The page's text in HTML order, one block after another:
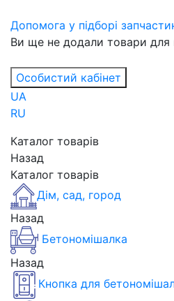
Допомога у підборі
Ви ще не додали товари для
Особистий кабінет
UA
RU
Каталог товарів
Назад
Каталог товарів
Дім, сад, город
Назад
Бетономішалка
Назад
Кнопка для